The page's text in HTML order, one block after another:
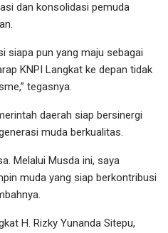
dan konsolidasi pemuda
siapa pun yang maju sebagai
KNPI Langkat ke depan tidak
tegasnya.
daerah siap bersinergi
muda berkualitas.
Melalui Musda ini, saya
muda yang siap berkontribusi
H. Rizky Yunanda Sitepu,